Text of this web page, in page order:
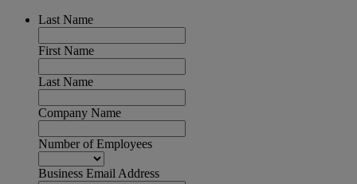
Last Name
First Name
Last Name
Company Name
Number of Employees
Business Email Address